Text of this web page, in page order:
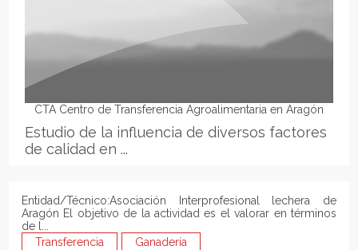
CTA Centro de Transferencia Agroalimentaria en Aragón
Estudio de la influencia de diversos factores
de calidad en ...
Entidad/Técnico:Asociación Interprofesional lechera de
Aragón El objetivo de la actividad es el valorar en términos
de l...
Transferencia
Ganadería